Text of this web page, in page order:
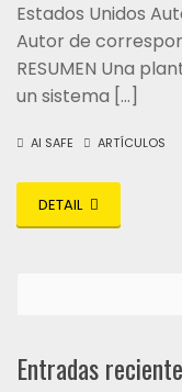
Estados Unidos
Autor de
RESUMEN Una
un sistema […]
AI SAFE ARTÍCULOS
DETAIL
Entradas